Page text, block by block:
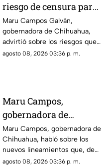
riesgo de censura para
medios y periodistas
ante nuevos
lineamientos de
audiencias
Maru Campos Galván,
gobernadora de Chihuahua,
advirtió sobre los riesgos que
podrían representar los nuevos
utilizarse para sancionar a
medios y periodistas críticos.
agosto 08, 2026 03:36 p. m.
Maru Campos,
gobernadora de
Chihuahua, advierte
riesgo para la libertad
de expresión
Maru Campos, gobernadora de
Chihuahua, habló sobre los
nuevos lineamientos que, de
acuerdo con su postura,
agosto 08, 2026 03:36 p. m.